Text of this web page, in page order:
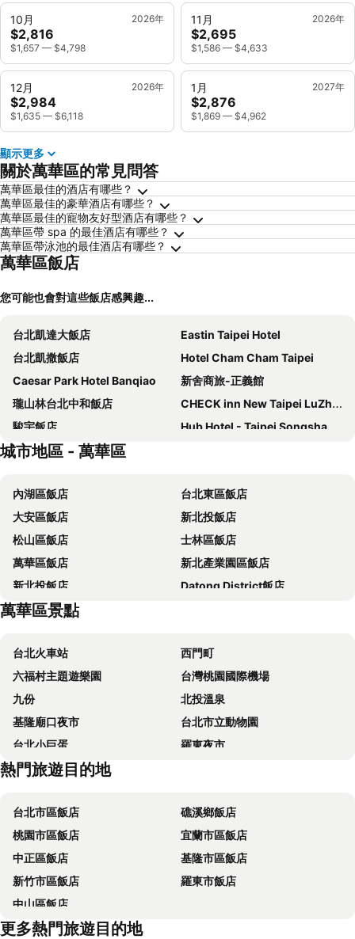
10月 2026年
$2,816
$1,657 — $4,798
11月 2026年
$2,695
$1,586 — $4,633
12月 2026年
$2,984
$1,635 — $6,118
1月 2027年
$2,876
$1,869 — $4,962
顯示更多
關於萬華區的常見問答
萬華區最佳的酒店有哪些？
萬華區最佳的豪華酒店有哪些？
萬華區最佳的寵物友好型酒店有哪些？
萬華區帶 spa 的最佳酒店有哪些？
萬華區帶泳池的最佳酒店有哪些？
萬華區飯店
您可能也會對這些飯店感興趣...
台北凱達大飯店
Eastin Taipei Hotel
台北凱撒飯店
Hotel Cham Cham Taipei
Caesar Park Hotel Banqiao
新舍商旅-正義館
瓏山林台北中和飯店
CHECK inn New Taipei LuZhou
駿宇飯店
Hub Hotel - Taipei Songshan Airport
The Grand Hotel
Xi Ke Hotel - Sanchong Branch
Miramar Garden Taipei
富裕自由商旅 - 忠孝館
柯達大飯店台北一店
FX Hotel Taipei Nanjing East Road Branch
福容大飯店淡水漁人碼頭
Hotel Fun - Linsen
Yidear Hotel
麗京棧酒店
CHIENTAN Youth Hotel
台北天成大飯店
Forte Hotel Xizhi
Beauty Hotels Taipei - Hotel Bchic
Finders Hotel
梅樓商務驛站
首都大飯店 - 松山館
Brother Hotel
Honest & Warm Hotel
Formosa 101 Taipei Main Branch
Hotel Gracery Taipei
台北西門窩
成旅晶贊飯店‧台北蘆洲
苓旅松山館 Lininn Tapei Arena
承億文旅淡水吹風
台北花園大酒店
台北福華大飯店
漁人碼頭休閒旅館
Morwing Hotel - Ocean
福格大飯店
Life Hotel
Colormix Hotel & Hostel
愛客發商旅 - 西門町昆明館
城市地區 - 萬華區
內湖區飯店
台北東區飯店
大安區飯店
新北投飯店
松山區飯店
士林區飯店
萬華區飯店
新北產業園區飯店
新北投飯店
Datong District飯店
萬華區景點
台北火車站
西門町
六福村主題遊樂園
台灣桃園國際機場
九份
北投溫泉
基隆廟口夜市
台北市立動物園
台北小巨蛋
羅東夜市
Taipei 101
宜蘭烏石港
拉拉山
淡水老街
烏來溫泉
饒河街觀光夜市
中壢車站
台灣總統府凱達格蘭大道
龍山寺
龍山寺
師大夜市
熱門旅遊目的地
台北市區飯店
礁溪鄉飯店
桃園市區飯店
宜蘭市區飯店
中正區飯店
基隆市區飯店
新竹市區飯店
羅東市飯店
中山區飯店
更多熱門旅遊目的地